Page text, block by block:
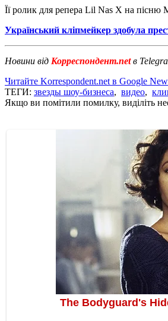
Її ролик для репера Lil Nas X на пісню
Український кліпмейкер здобула
Новини від Корреспондент.netв
Читайте Korrespondent.net в Google
ТЕГИ: звезды шоу-бизнеса, видео,
Якщо ви помітили помилку, виділіть